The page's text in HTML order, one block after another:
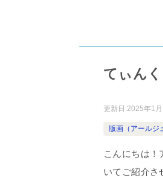
てぃん
更新日:2025年1月
版画（アールジ
こんにちは！
いてご紹介さ